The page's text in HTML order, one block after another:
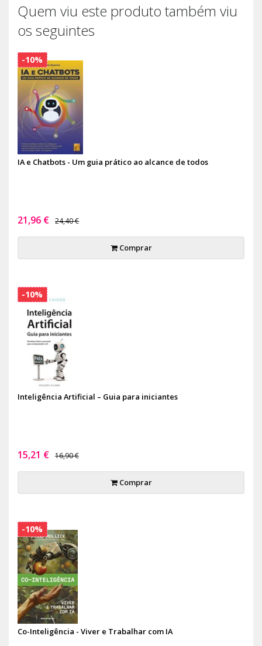
Quem viu este produto também viu
os seguintes
IA e Chatbots - Um guia prático ao alcance de todos
21,96 € 24,40 €
Comprar
-10%
Inteligência Artificial – Guia para iniciantes
15,21 € 16,90 €
Comprar
-10%
Co-Inteligência - Viver e Trabalhar com IA
-10%